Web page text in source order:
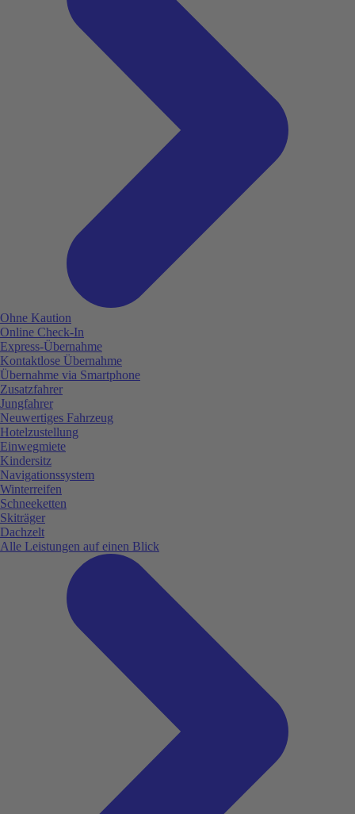
Ohne Kaution
Online Check-In
Express-Übernahme
Kontaktlose Übernahme
Übernahme via Smartphone
Zusatzfahrer
Jungfahrer
Neuwertiges Fahrzeug
Hotelzustellung
Einwegmiete
Kindersitz
Navigationssystem
Winterreifen
Schneeketten
Skiträger
Dachzelt
Alle Leistungen auf einen Blick